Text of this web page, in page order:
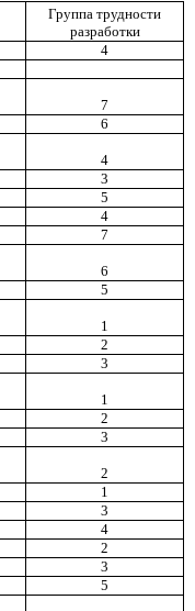
Группа трудности
разработки
4
7
6
4
3
5
4
7
6
5
1
2
3
1
2
3
2
1
3
4
2
3
5